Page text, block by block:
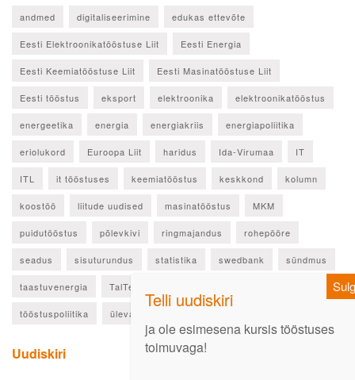
andmed digitaliseerimine edukas ettevõte
Eesti Elektroonikatööstuse Liit Eesti Energia
Eesti Keemiatööstuse Liit Eesti Masinatööstuse Liit
Eesti tööstus eksport elektroonika elektroonikatööstus
energeetika energia energiakriis energiapoliitika
eriolukord Euroopa Liit haridus Ida-Virumaa IT
ITL it tööstuses keemiatööstus keskkond kolumn
koostöö liitude uudised masinatööstus MKM
puidutööstus põlevkivi ringmajandus rohepööre
seadus sisuturundus statistika swedbank sündmus
taastuvenergia TalTech
tööstuspoliitika ülevaade
Uudiskiri
ja ole esimesena kursis tööstuses